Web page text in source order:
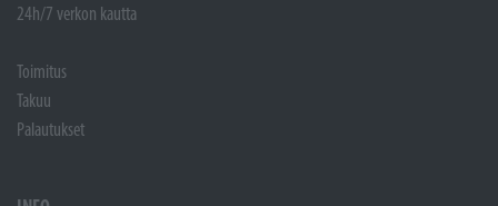
24h/7 verkon kautta
Toimitus
Takuu
Palautukset